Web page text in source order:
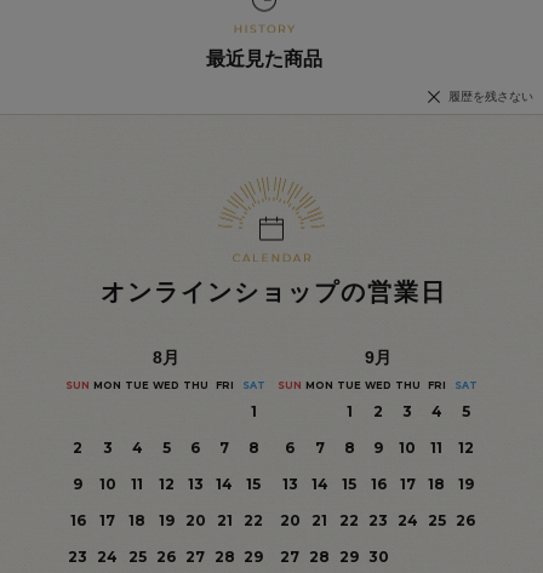
最近見た商品
履歴を残さない
オンラインショップの営業日
8月
SUN MON TUE WED THU FRI SAT
1
2
3 4 5 6 7
8
9
10 11 12 13 14
15
16
17 18 19 20 21
22
23
24 25 26 27 28 29
9月
SUN MON TUE WED THU FRI SAT
1 2 3 4
5
6
7 8 9 10 11
12
13
14 15 16 17 18
19
20
21 22 23 24 25
26
27 28 29 30